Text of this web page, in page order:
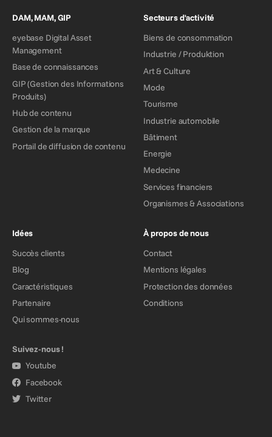
DAM, MAM, GIP
eyebase Digital Asset
Management
Base de connaissances
GIP (Gestion des Informations
Produits)
Hub de contenu
Gestion de la marque
Portail de diffusion de contenu
Secteurs d'activité
Biens de consommation
Industrie / Produktion
Art & Culture
Mode
Tourisme
Industrie automobile
Bâtiment
Energie
Medecine
Services financiers
Organismes & Associations
Idées
Succès clients
Blog
Caractéristiques
Partenaire
Qui sommes-nous
À propos de nous
Contact
Mentions légales
Protection des données
Conditions
Suivez-nous !
Youtube
Facebook
Twitter